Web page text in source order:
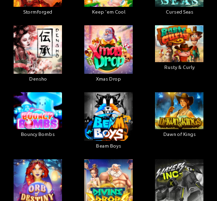
Stormforged Keep 'em Cool Cursed Seas
Densho Xmas Drop
Rusty & Curly
Bouncy Bombs
Beam Boys
Dawn of Kings